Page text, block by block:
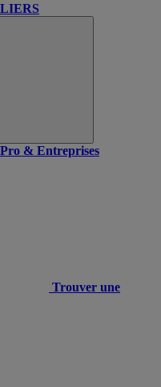
Pro & Entreprises
Trouver une